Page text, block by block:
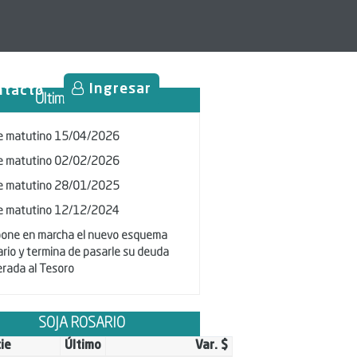
Ingresar
Últimas Noticias
matutino 15/04/2026
matutino 02/02/2026
matutino 28/01/2025
matutino 12/12/2024
en marcha el nuevo esquema
y termina de pasarle su deuda
al Tesoro
SOJA ROSARIO
Último
Var. $